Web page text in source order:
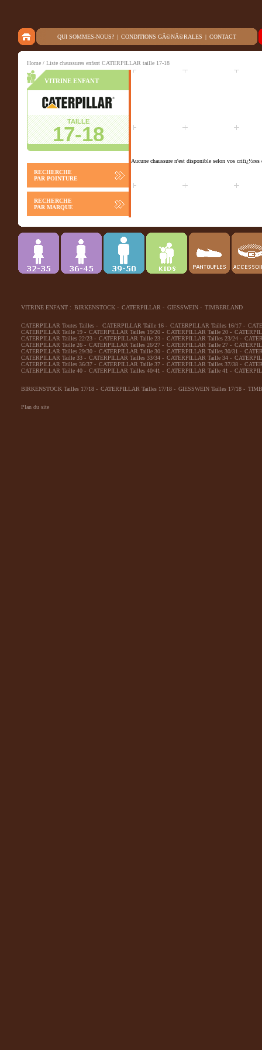
QUI SOMMES-NOUS? | CONDITIONS GÃ©NÃ©RALES | CONTACT
Home / Liste chaussures enfant CATERPILLAR taille 17-18
VITRINE ENFANT
TAILLE
17-18
RECHERCHE
PAR POINTURE
RECHERCHE
PAR MARQUE
Aucune chaussure n'est disponible selon vos critï¿½res
VITRINE ENFANT : BIRKENSTOCK - CATERPILLAR - GIESSWEIN - TIMBERLAND
CATERPILLAR Toutes Tailles - CATERPILLAR Taille 16 - CATERPILLAR Tailles 16/17 -
CATERPILLAR Taille 19 - CATERPILLAR Tailles 19/20 - CATERPILLAR Taille 20 -
CATERPILLAR Tailles 22/23 - CATERPILLAR Taille 23 - CATERPILLAR Tailles 23/24 -
CATERPILLAR Taille 26 - CATERPILLAR Tailles 26/27 - CATERPILLAR Taille 27 -
CATERPILLAR Tailles 29/30 - CATERPILLAR Taille 30 - CATERPILLAR Tailles 30/31 -
CATERPILLAR Taille 33 - CATERPILLAR Tailles 33/34 - CATERPILLAR Taille 34 -
CATERPILLAR Tailles 36/37 - CATERPILLAR Taille 37 - CATERPILLAR Tailles 37/38 -
CATERPILLAR Taille 40 - CATERPILLAR Tailles 40/41 - CATERPILLAR Taille 41 -
BIRKENSTOCK Tailles 17/18 - CATERPILLAR Tailles 17/18 - GIESSWEIN Tailles 17/18 -
Plan du site